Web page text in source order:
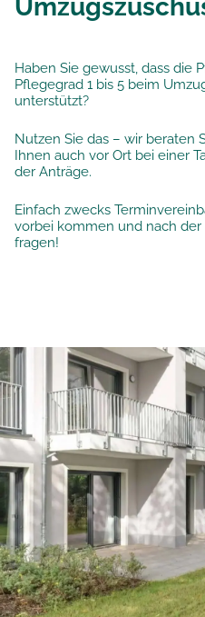
Haben Sie gewusst, dass die
Pflegegrad 1 bis 5 beim
unterstützt?
Nutzen Sie das – wir beraten
Ihnen auch vor Ort bei einer
der Anträge.
Einfach zwecks
vorbei kommen und nach
fragen!